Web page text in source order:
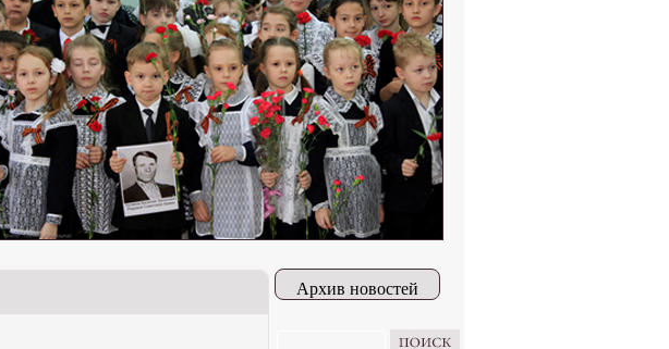
Архив новостей